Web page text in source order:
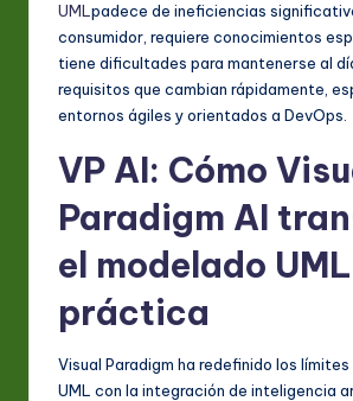
o
UML padece de ineficiencias
consumidor, requiere conocimientos
tiene dificultades para mantenerse al
requisitos que cambian rápidamente,
entornos ágiles y orientados a DevOps.
VP AI: Cómo
Paradigm AI
el modelado
práctica
Visual Paradigm ha redefinido los
UML con la integración de inteligencia